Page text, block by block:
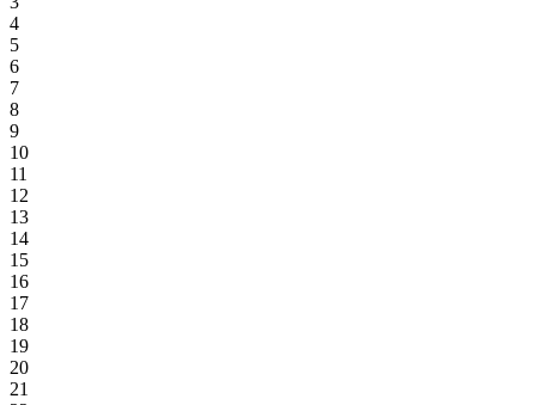
4
5
6
7
8
9
10
11
12
13
14
15
16
17
18
19
20
21